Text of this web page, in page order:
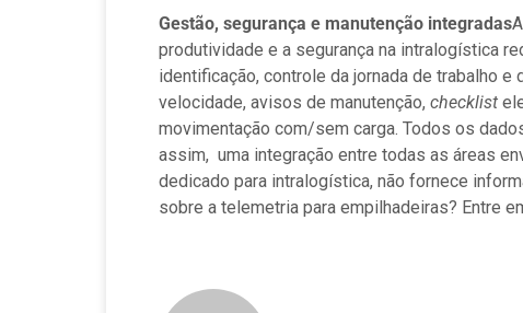
Gestão, segurança e manutenção integradas
produtividade e a segurança na intralogística
identificação, controle da jornada de trabalho
velocidade, avisos de manutenção, checklist
movimentação com/sem carga. Todos os
assim, uma integração entre todas as áreas
dedicado para intralogística, não fornece
sobre a telemetria para empilhadeiras? Entre